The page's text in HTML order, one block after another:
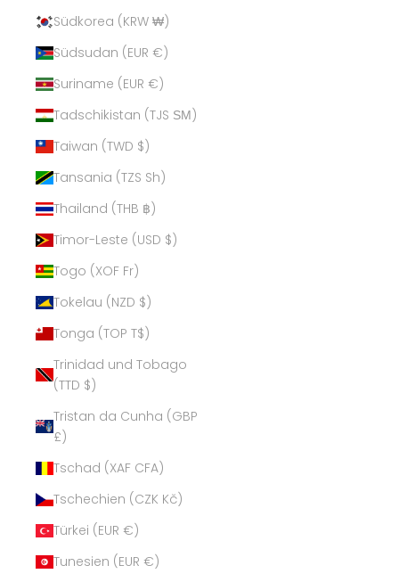
Südkorea (KRW ₩)
Südsudan (EUR €)
Suriname (EUR €)
Tadschikistan (TJS ЅМ)
Taiwan (TWD $)
Tansania (TZS Sh)
Thailand (THB ฿)
Timor-Leste (USD $)
Togo (XOF Fr)
Tokelau (NZD $)
Tonga (TOP T$)
Trinidad und Tobago
(TTD $)
Tristan da Cunha (GBP
£)
Tschad (XAF CFA)
Tschechien (CZK Kč)
Türkei (EUR €)
Tunesien (EUR €)